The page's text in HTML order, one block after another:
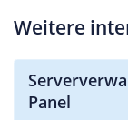
Weitere
Panel